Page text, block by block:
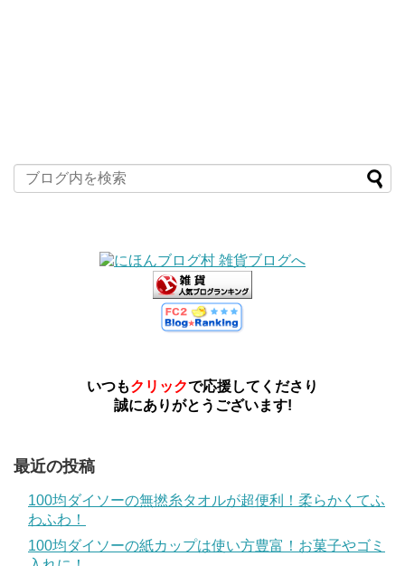
いつもクリックで応援してくださり
誠にありがとうございます!
最近の投稿
100均ダイソーの無撚糸タオルが超便利！柔らかくてふ
わふわ！
100均ダイソーの紙カップは使い方豊富！お菓子やゴミ